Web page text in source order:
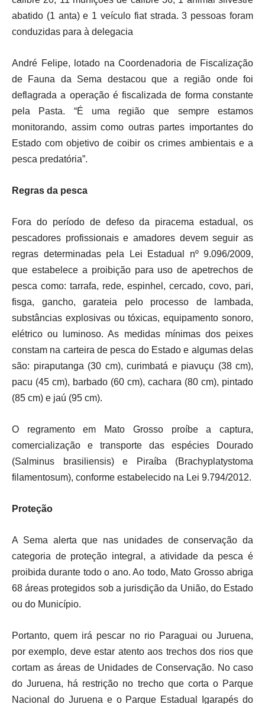
abatido (1 anta) e 1 veículo fiat strada. 3 pessoas foram
conduzidas para à delegacia
André Felipe, lotado na Coordenadoria de Fiscalização
de Fauna da Sema destacou que a região onde foi
deflagrada a operação é fiscalizada de forma constante
pela Pasta. “É uma região que sempre estamos
monitorando, assim como outras partes importantes do
Estado com objetivo de coibir os crimes ambientais e a
pesca predatória”.
Regras da pesca
Fora do período de defeso da piracema estadual, os
pescadores profissionais e amadores devem seguir as
regras determinadas pela Lei Estadual nº 9.096/2009,
que estabelece a proibição para uso de apetrechos de
pesca como: tarrafa, rede, espinhel, cercado, covo, pari,
fisga, gancho, garateia pelo processo de lambada,
substâncias explosivas ou tóxicas, equipamento sonoro,
elétrico ou luminoso. As medidas mínimas dos peixes
constam na carteira de pesca do Estado e algumas delas
são: piraputanga (30 cm), curimbatá e piavuçu (38 cm),
pacu (45 cm), barbado (60 cm), cachara (80 cm), pintado
(85 cm) e jaú (95 cm).
O regramento em Mato Grosso proíbe a captura,
comercialização e transporte das espécies Dourado
(Salminus brasiliensis) e Piraíba (Brachyplatystoma
filamentosum), conforme estabelecido na Lei 9.794/2012.
Proteção
A Sema alerta que nas unidades de conservação da
categoria de proteção integral, a atividade da pesca é
proibida durante todo o ano. Ao todo, Mato Grosso abriga
68 áreas protegidos sob a jurisdição da União, do Estado
ou do Município.
Portanto, quem irá pescar no rio Paraguai ou Juruena,
por exemplo, deve estar atento aos trechos dos rios que
cortam as áreas de Unidades de Conservação. No caso
do Juruena, há restrição no trecho que corta o Parque
Nacional do Juruena e o Parque Estadual Igarapés do